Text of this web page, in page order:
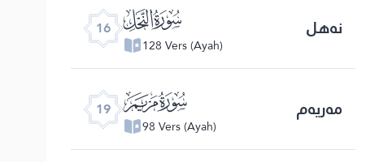
16 ﮜ
128 Vers (Ayah)
نەھل
19 ﮟ
98 Vers (Ayah)
مەريەم